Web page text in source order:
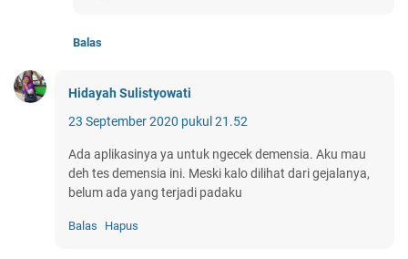
Balas
Hidayah Sulistyowati
23 September 2020 pukul 21.52
Ada aplikasinya ya untuk ngecek demensia. Aku mau
deh tes demensia ini. Meski kalo dilihat dari gejalanya,
belum ada yang terjadi padaku
Balas Hapus